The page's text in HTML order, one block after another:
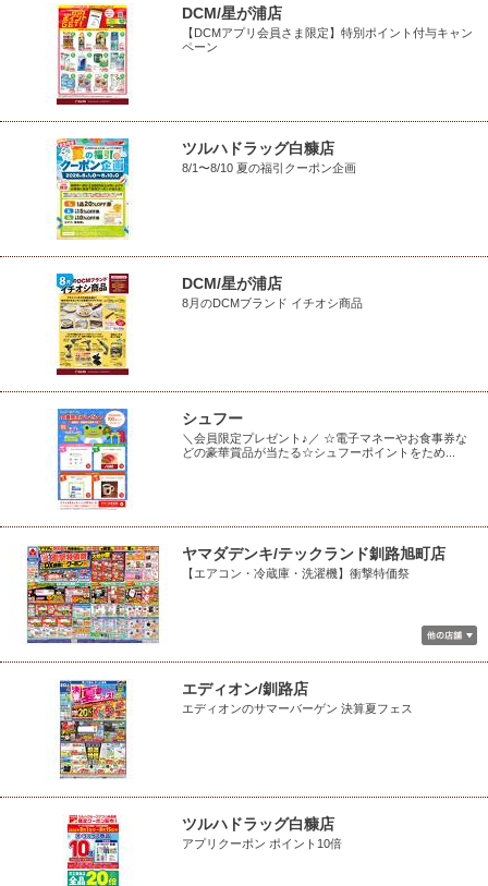
DCM/星が浦店
【DCMアプリ会員さま限定】特別ポイント付与キャン
ペーン
ツルハドラッグ白糠店
8/1〜8/10 夏の福引クーポン企画
DCM/星が浦店
8月のDCMブランド イチオシ商品
シュフー
＼会員限定プレゼント♪／ ☆電子マネーやお食事券な
どの豪華賞品が当たる☆シュフーポイントをため...
ヤマダデンキ/テックランド釧路旭町店
【エアコン・冷蔵庫・洗濯機】衝撃特価祭
エディオン/釧路店
エディオンのサマーバーゲン 決算夏フェス
ツルハドラッグ白糠店
アプリクーポン ポイント10倍